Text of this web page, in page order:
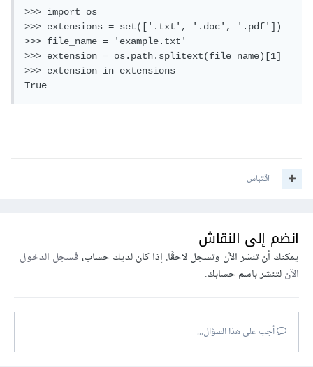
>>> import os
>>> extensions = set(['.txt', '.doc', '.pdf'])
>>> file_name = 'example.txt'
>>> extension = os.path.splitext(file_name)[1]
>>> extension in extensions
True
اقتباس
انضم إلى النقاش
يمكنك أن تنشر الآن وتسجل لاحقًا. إذا كان لديك حساب،فسجل الدخول
الآنلتنشر باسم حسابك.
أجب على هذا السؤال...